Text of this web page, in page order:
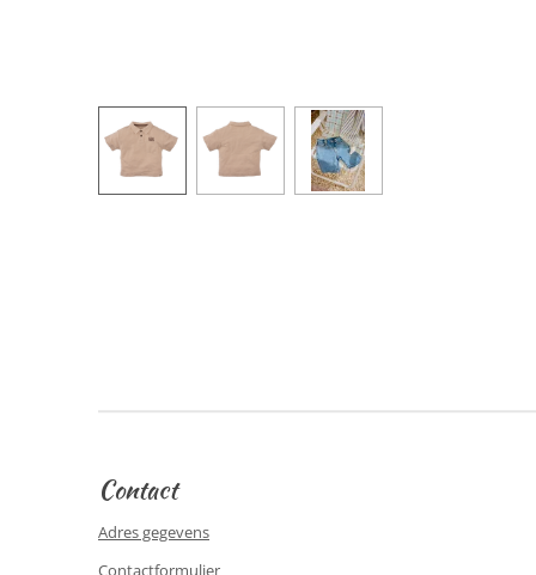
Contact
Adres gegevens
Contactformulier